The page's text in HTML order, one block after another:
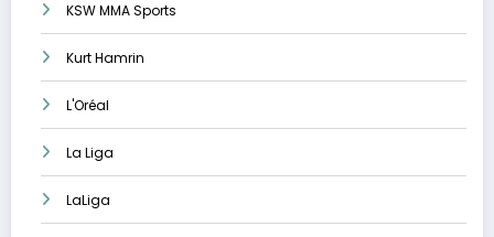
KSW MMA Sports
Kurt Hamrin
L'Oréal
La Liga
LaLiga